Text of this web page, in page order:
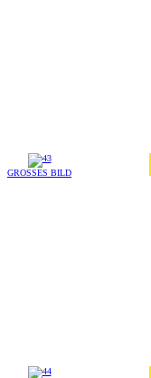
GROSSES BILD